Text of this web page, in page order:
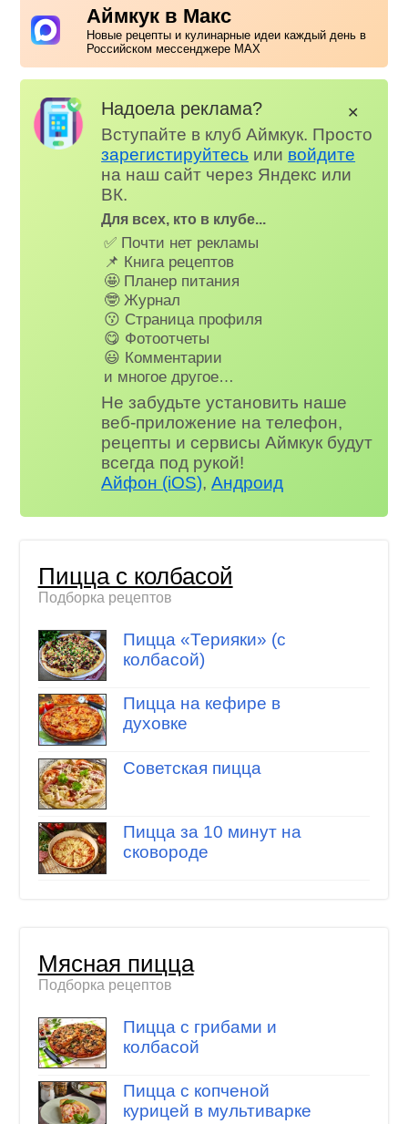
Аймкук в Макс
Новые рецепты и кулинарные идеи каждый день в
Российском мессенджере MAX
Надоела реклама?
Вступайте в клуб Аймкук. Просто
зарегистируйтесь или войдите
на наш сайт через Яндекс или
ВК.
Для всех, кто в клубе...
✅ Почти нет рекламы
📌 Книга рецептов
🤩 Планер питания
🤓 Журнал
😗 Страница профиля
😋 Фотоотчеты
😃 Комментарии
и многое другое…
Не забудьте установить наше
веб-приложение на телефон,
рецепты и сервисы Аймкук будут
всегда под рукой!
Айфон (iOS),Андроид
✕
Пицца с колбасой
Подборка рецептов
Пицца «Терияки» (с
колбасой)
Пицца на кефире в
духовке
Советская пицца
Пицца за 10 минут на
сковороде
Мясная пицца
Подборка рецептов
Пицца с грибами и
колбасой
Пицца с копченой
курицей в мультиварке